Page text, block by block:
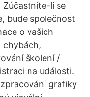
Zúčastníte-li se
bude společnost
o vašich
chybách,
školení /
na události.
zpracování grafiky